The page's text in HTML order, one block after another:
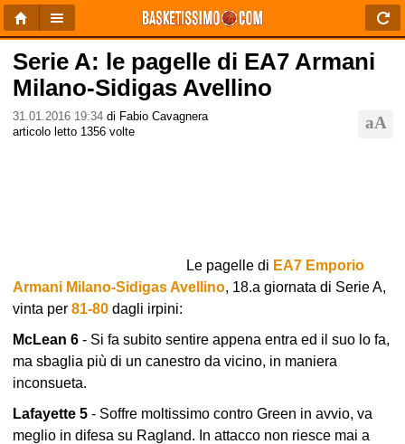
Serie A: le pagelle di EA7 Armani
Milano-Sidigas Avellino
31.01.2016 19:34 di Fabio Cavagnera
articolo letto 1356 volte
Le pagelle di EA7 Emporio
Armani Milano-Sidigas Avellino, 18.a giornata di Serie A,
vinta per 81-80 dagli irpini:
McLean 6 - Si fa subito sentire appena entra ed il suo lo fa,
ma sbaglia più di un canestro da vicino, in maniera
inconsueta.
Lafayette 5 - Soffre moltissimo contro Green in avvio, va
meglio in difesa su Ragland. In attacco non riesce mai a